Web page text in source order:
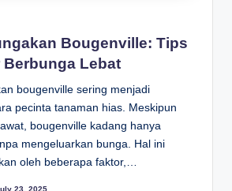
Bougenville: Tips
Lebat
bougenville sering menjadi
pecinta tanaman hias. Meskipun
bougenville kadang hanya
mengeluarkan bunga. Hal ini
oleh beberapa faktor,…
23, 2025